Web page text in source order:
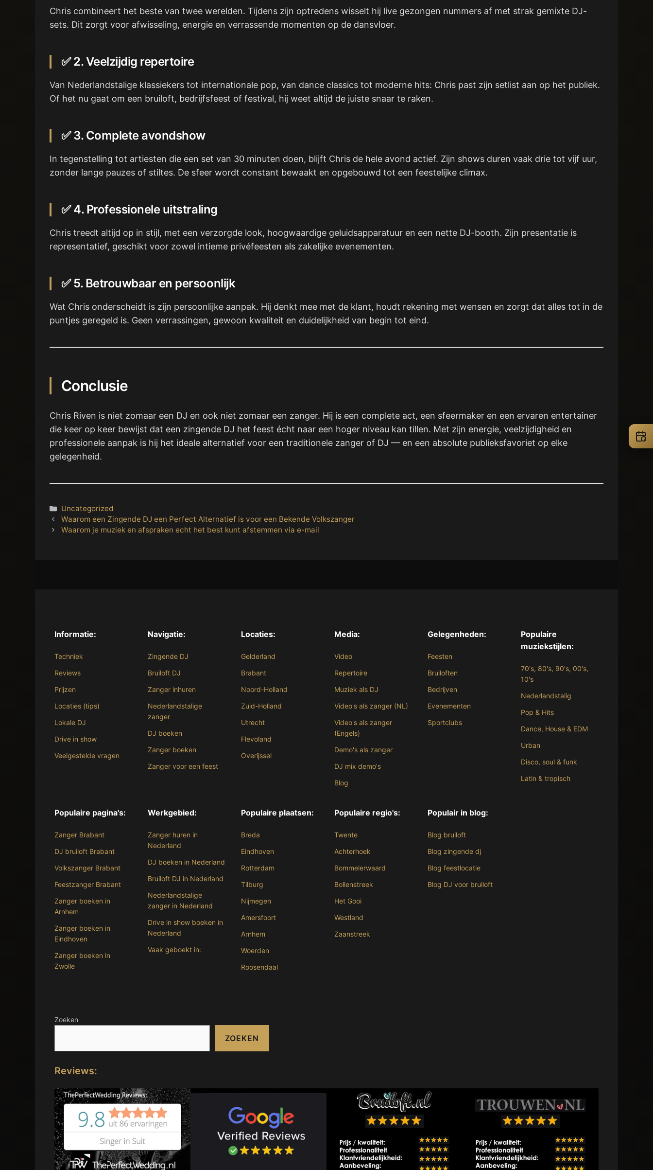
Chris combineert het beste van twee werelden. Tijdens zijn optredens wisselt hij live gezongen nummers af met strak gemixte DJ-
sets. Dit zorgt voor afwisseling, energie en verrassende momenten op de dansvloer.
✅ 2. Veelzijdig repertoire
Van Nederlandstalige klassiekers tot internationale pop, van dance classics tot moderne hits: Chris past zijn setlist aan op het publiek.
Of het nu gaat om een bruiloft, bedrijfsfeest of festival, hij weet altijd de juiste snaar te raken.
✅ 3. Complete avondshow
In tegenstelling tot artiesten die een set van 30 minuten doen, blijft Chris de hele avond actief. Zijn shows duren vaak drie tot vijf uur,
zonder lange pauzes of stiltes. De sfeer wordt constant bewaakt en opgebouwd tot een feestelijke climax.
✅ 4. Professionele uitstraling
Chris treedt altijd op in stijl, met een verzorgde look, hoogwaardige geluidsapparatuur en een nette DJ-booth. Zijn presentatie is
representatief, geschikt voor zowel intieme privéfeesten als zakelijke evenementen.
✅ 5. Betrouwbaar en persoonlijk
Wat Chris onderscheidt is zijn persoonlijke aanpak. Hij denkt mee met de klant, houdt rekening met wensen en zorgt dat alles tot in de
puntjes geregeld is. Geen verrassingen, gewoon kwaliteit en duidelijkheid van begin tot eind.
Conclusie
Chris Riven is niet zomaar een DJ en ook niet zomaar een zanger. Hij is een complete act, een sfeermaker en een ervaren entertainer
die keer op keer bewijst dat een zingende DJ het feest écht naar een hoger niveau kan tillen. Met zijn energie, veelzijdigheid en
professionele aanpak is hij het ideale alternatief voor een traditionele zanger of DJ — en een absolute publieksfavoriet op elke
gelegenheid.
Categorieën
Uncategorized
Waarom een Zingende DJ een Perfect Alternatief is voor een Bekende Volkszanger
Waarom je muziek en afspraken echt het best kunt afstemmen via e-mail
Informatie:
Techniek
Reviews
Prijzen
Locaties (tips)
Lokale DJ
Drive in show
Veelgestelde vragen
Navigatie:
Zingende DJ
Bruiloft DJ
Zanger inhuren
Nederlandstalige
zanger
DJ boeken
Zanger boeken
Zanger voor een feest
Locaties:
Gelderland
Brabant
Noord-Holland
Zuid-Holland
Utrecht
Flevoland
Overijssel
Media:
Video
Repertoire
Muziek als DJ
Video's als zanger (NL)
Video's als zanger
(Engels)
Demo's als zanger
DJ mix demo's
Blog
Gelegenheden:
Feesten
Bruiloften
Bedrijven
Evenementen
Sportclubs
Populaire
muziekstijlen:
70's, 80's, 90's, 00's,
10's
Nederlandstalig
Pop & Hits
Dance, House & EDM
Urban
Disco, soul & funk
Latin & tropisch
Populaire pagina's:
Zanger Brabant
DJ bruiloft Brabant
Volkszanger Brabant
Feestzanger Brabant
Zanger boeken in
Arnhem
Zanger boeken in
Eindhoven
Zanger boeken in
Zwolle
Werkgebied:
Zanger huren in
Nederland
DJ boeken in Nederland
Bruiloft DJ in Nederland
Nederlandstalige
zanger in Nederland
Drive in show boeken in
Nederland
Vaak geboekt in:
Populaire plaatsen:
Breda
Eindhoven
Rotterdam
Tilburg
Nijmegen
Amersfoort
Arnhem
Woerden
Roosendaal
Populaire regio's:
Twente
Achterhoek
Bommelerwaard
Bollenstreek
Het Gooi
Westland
Zaanstreek
Populair in blog:
Blog bruiloft
Blog zingende dj
Blog feestlocatie
Blog DJ voor bruiloft
Zoeken
ZOEKEN
Reviews: